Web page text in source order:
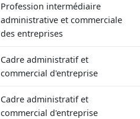
Profession intermédiaire
administrative et commerciale
des entreprises
Cadre administratif et
commercial d'entreprise
Cadre administratif et
commercial d'entreprise